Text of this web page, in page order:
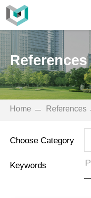
Open the
References
References
Home References
Choose Category
Keywords